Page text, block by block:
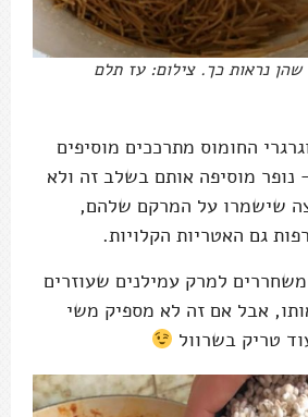
שהן נראות כך. צילום: עז תלם
החומוס מתרככים מוסיפים
נופר מוסיפה אותם בשלב זה ולא
שישמרו על המרקם שלהם,
משחררים למרק עמילנים שעוזרים
אבל אם זה לא מספיק משי
טריק בשרוול